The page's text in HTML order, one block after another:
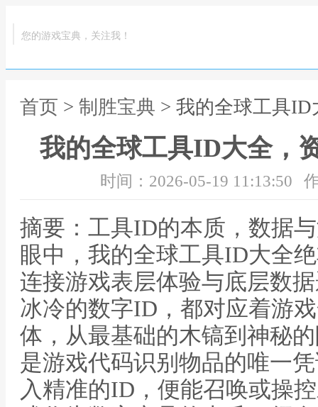
您的游戏宝典，关注我！
首页 > 制胜宝典 > 我的全球工具
我的全球工具ID大全，
时间：2026-05-19 11:13:50
摘要：工具ID的本质，数据
眼中，我的全球工具ID大全
连接游戏表层体验与底层数
冰冷的数字ID，都对应着游
体，从最基础的木镐到神秘
是游戏代码识别物品的唯一
入精准的ID，便能召唤或操